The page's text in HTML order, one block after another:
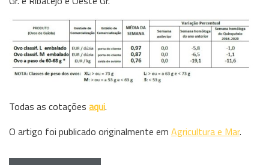
Todas as cotações aqui.
O artigo foi publicado originalmente em Agricultura e Mar.